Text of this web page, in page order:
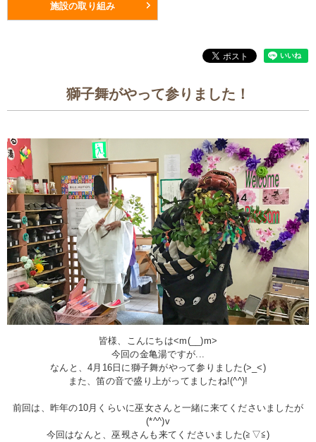
施設の取り組み
獅子舞がやって参りました！
皆様、こんにちは<m(__)m>
今回の金亀湯ですが...
なんと、4月16日に獅子舞がやって参りました(>_<)
また、笛の音で盛り上がってましたね!(^^)!
前回は、昨年の10月くらいに巫女さんと一緒に来てくださいましたが
(*^^)v
今回はなんと、巫覡さんも来てくださいました(≧▽≦)